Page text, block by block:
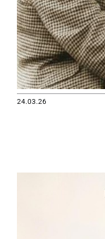
24.03.26